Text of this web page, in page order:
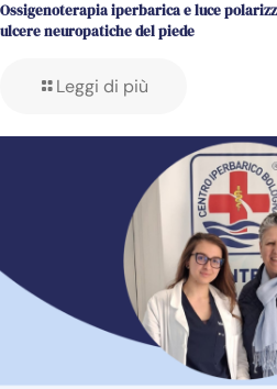
Ossigenoterapia iperbarica e luce
ulcere neuropatiche del piede
Leggi di più